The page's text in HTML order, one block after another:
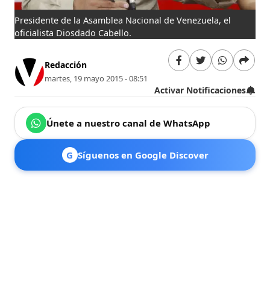
Presidente de la Asamblea Nacional de Venezuela, el
oficialista Diosdado Cabello.
Redacción
martes, 19 mayo 2015 - 08:51
Activar Notificaciones
Únete a nuestro canal de WhatsApp
G Síguenos en Google Discover